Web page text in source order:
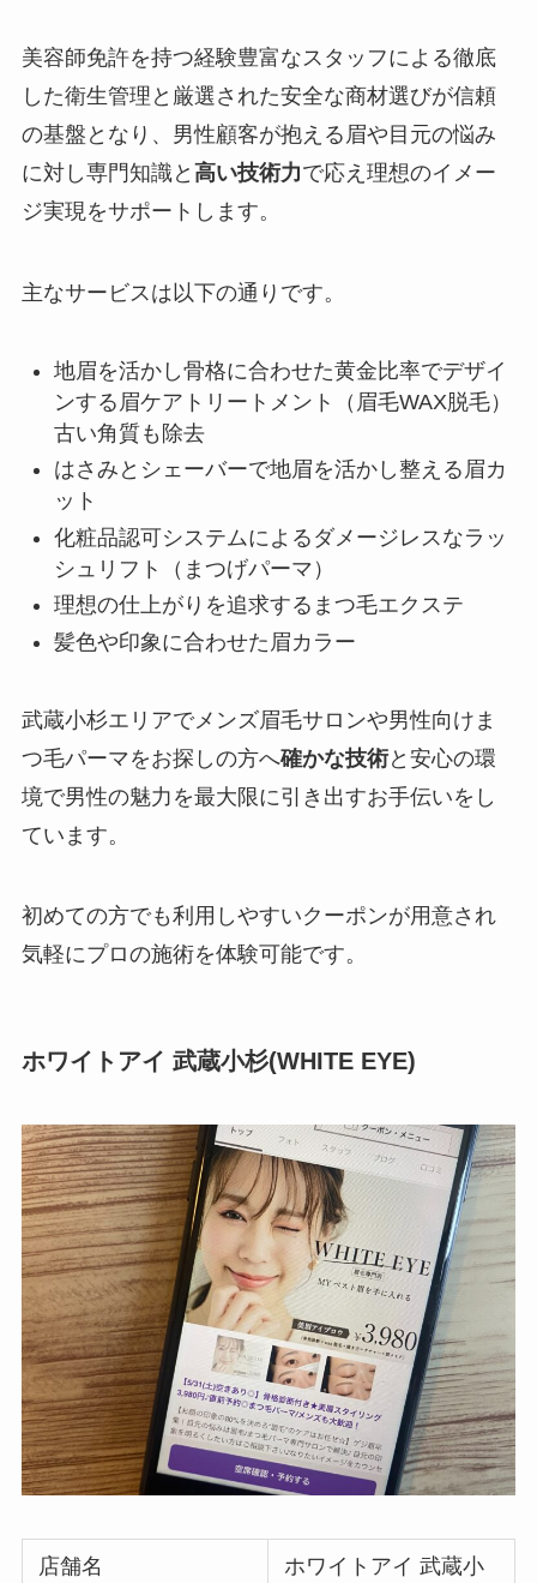
美容師免許を持つ経験豊富なスタッフによる徹底
した衛生管理と厳選された安全な商材選びが信頼
の基盤となり、男性顧客が抱える眉や目元の悩み
に対し専門知識と 高い技術力で応え理想のイメー
ジ実現をサポートします。
主なサービスは以下の通りです。
地眉を活かし骨格に合わせた黄金比率でデザイ
ンする眉ケアトリートメント（眉毛WAX脱毛）
古い角質も除去
はさみとシェーバーで地眉を活かし整える眉カ
ット
化粧品認可システムによるダメージレスなラッ
シュリフト（まつげパーマ）
理想の仕上がりを追求するまつ毛エクステ
髪色や印象に合わせた眉カラー
武蔵小杉エリアでメンズ眉毛サロンや男性向けま
つ毛パーマをお探しの方へ確かな技術と安心の環
境で男性の魅力を最大限に引き出すお手伝いをし
ています。
初めての方でも利用しやすいクーポンが用意され
気軽にプロの施術を体験可能です。
ホワイトアイ 武蔵小杉(WHITE EYE)
店舗名
ホワイトアイ 武蔵小